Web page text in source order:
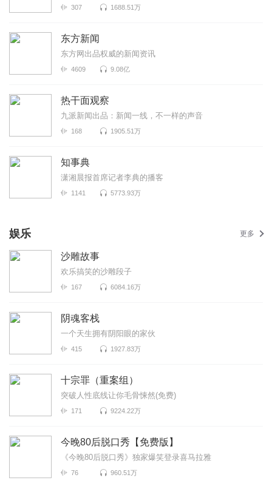
307 1688.51万
东方新闻
东方网出品权威的新闻资讯
4609 9.08亿
热干面观察
九派新闻出品：新闻一线，不一样的声音
168 1905.51万
知事典
潇湘晨报首席记者李典的播客
1141 5773.93万
娱乐 更多
沙雕故事
欢乐搞笑的沙雕段子
167 6084.16万
阴魂客栈
一个天生拥有阴阳眼的家伙
415 1927.83万
十宗罪（重案组）
突破人性底线让你毛骨悚然(免费)
171 9224.22万
今晚80后脱口秀【免费版】
《今晚80后脱口秀》独家爆笑登录喜马拉雅
76 960.51万